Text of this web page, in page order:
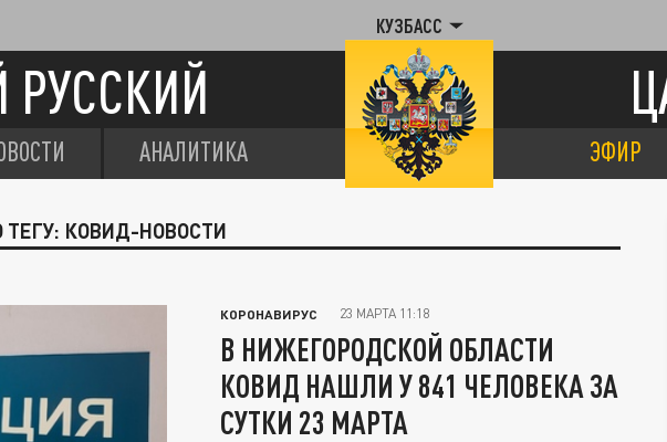
КУЗБАСС
АНАЛИТИКА ЭФИР
КОВИД-НОВОСТИ
КОРОНАВИРУС 23 МАРТА 11:18
В НИЖЕГОРОДСКОЙ ОБЛАСТИ
КОВИД НАШЛИ У 841 ЧЕЛОВЕКА ЗА
СУТКИ 23 МАРТА